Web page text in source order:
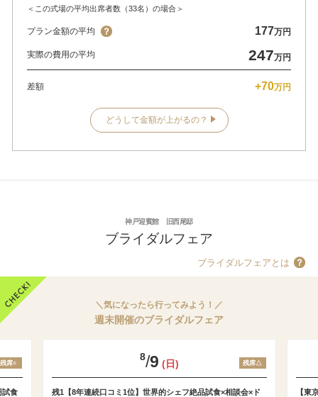
＜この式場の平均出席者数（33名）の場合＞
プラン金額の平均 177万円
実際の費用の平均 247万円
差額 +70万円
どうして金額が上がるの？
神戸迎賓館 旧西尾邸
ブライダルフェア
ブライダルフェアとは
＼気になったら行ってみよう！／
週末開催のブライダルフェア
残席○
試食
8/9 (日) 残席△
残1【8年連続口コミ1位】世界的シェフ絶品試食×相談会×ド
【東